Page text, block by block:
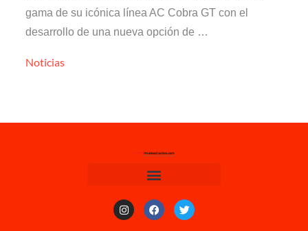
gama de su icónica línea AC Cobra GT con el
desarrollo de una nueva opción de …
Noticias